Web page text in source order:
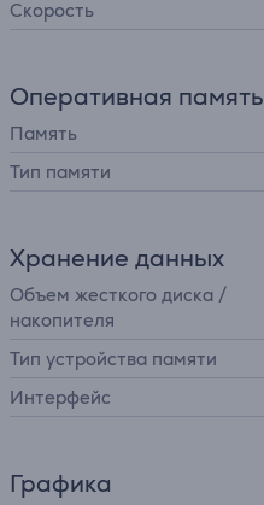
Скорость
Оперативная память
Память
Тип памяти
Хранение данных
Объем жесткого диска /
накопителя
Тип устройства памяти
Интерфейс
Графика